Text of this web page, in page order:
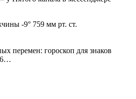
-9° 759 мм рт. ст.
перемен: гороскоп для знаков